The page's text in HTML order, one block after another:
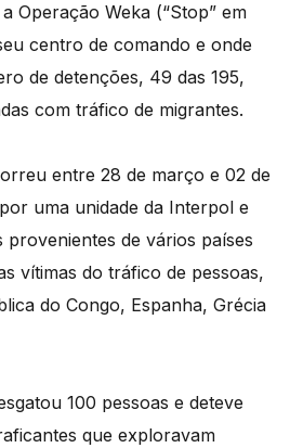
Operação Weka (“Stop” em
centro de comando e onde
de detenções, 49 das 195,
com tráfico de migrantes.
entre 28 de março e 02 de
uma unidade da Interpol e
de vários países
vítimas do tráfico de pessoas,
do Congo, Espanha, Grécia
100 pessoas e deteve
que exploravam